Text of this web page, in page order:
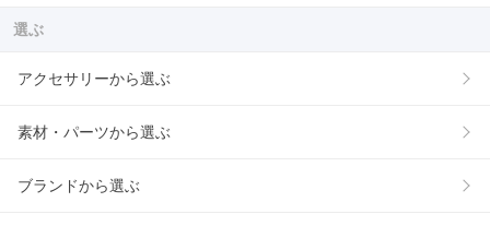
選ぶ
アクセサリーから選ぶ
素材・パーツから選ぶ
ブランドから選ぶ